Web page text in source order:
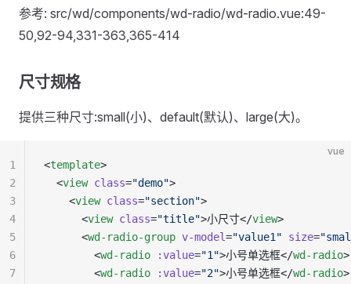
参考: src/wd/components/wd-radio/wd-radio.vue:49-
50,92-94,331-363,365-414
尺寸规格
提供三种尺寸:small(小)、default(默认)、large(大)。
vue
<template>
  <
view class="demo">
    <
view class="section">
      <
view class="title">小尺寸</view>
      <
wd-radio-group v-model="value1" size=
        <
wd-radio :value="1">小号单选框</wd-radio>
        <
wd-radio :value="2">小号单选框</wd-radio>
1
2
3
4
5
6
7